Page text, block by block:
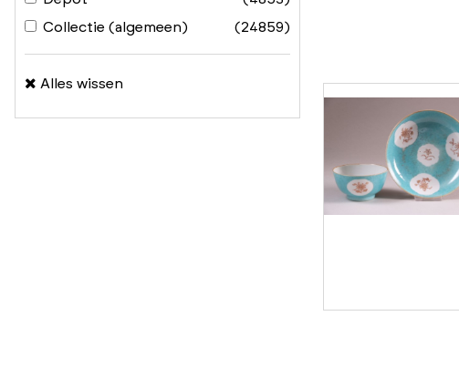
Collectie (algemeen)
(24859)
Alles wissen